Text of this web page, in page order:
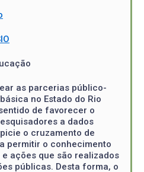
as parcerias público-
no Estado do Rio
de favorecer o
a dados
o cruzamento de
permitir o conhecimento
ações que são realizados
públicas. Desta forma, o